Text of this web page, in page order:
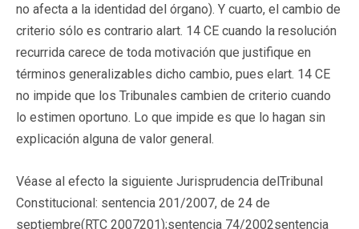
no afecta a la identidad del órgano). Y cuarto, el cambio de
criterio sólo es contrario alart. 14 CE cuando la resolución
recurrida carece de toda motivación que justifique en
términos generalizables dicho cambio, pues elart. 14 CE
no impide que los Tribunales cambien de criterio cuando
lo estimen oportuno. Lo que impide es que lo hagan sin
explicación alguna de valor general.
Véase al efecto la siguiente Jurisprudencia delTribunal
Constitucional: sentencia 201/2007, de 24 de
septiembre(RTC 2007201);sentencia 74/2002sentencia